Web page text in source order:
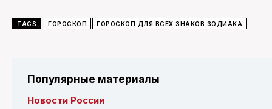
TAGS ГОРОСКОП ГОРОСКОП ДЛЯ ВСЕХ ЗНАКОВ ЗОДИАКА
Популярные материалы
Новости России